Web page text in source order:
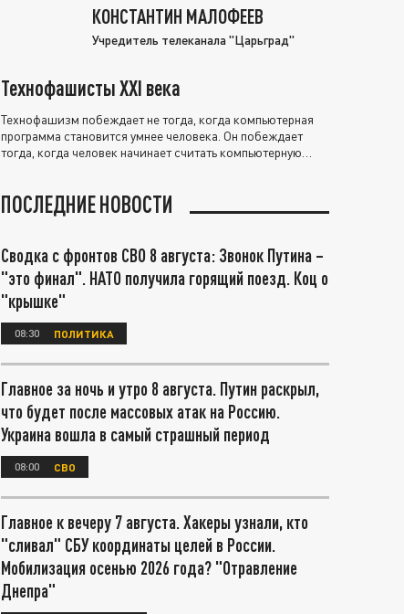
КОНСТАНТИН МАЛОФЕЕВ
Учредитель телеканала "Царьград"
Технофашисты XXI века
Технофашизм побеждает не тогда, когда компьютерная
программа становится умнее человека. Он побеждает
тогда, когда человек начинает считать компьютерную
ПОСЛЕДНИЕ НОВОСТИ
Сводка с фронтов СВО 8 августа: Звонок Путина –
"это финал". НАТО получила горящий поезд. Коц о
"крышке"
08:30 ПОЛИТИКА
Главное за ночь и утро 8 августа. Путин раскрыл,
что будет после массовых атак на Россию.
Украина вошла в самый страшный период
08:00 СВО
Главное к вечеру 7 августа. Хакеры узнали, кто
"сливал" СБУ координаты целей в России.
Мобилизация осенью 2026 года? "Отравление
Днепра"